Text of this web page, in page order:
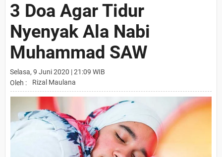
3 Doa Agar Tidur
Nyenyak Ala Nabi
Muhammad SAW
Selasa, 9 Juni 2020 | 21:09 WIB
Oleh :
Rizal Maulana